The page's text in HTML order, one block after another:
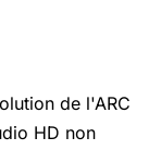
de l'ARC
HD non